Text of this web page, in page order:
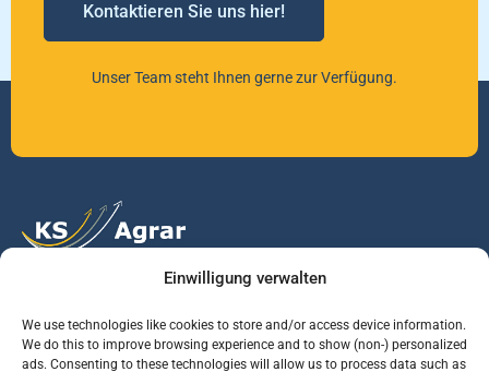
Einwilligung verwalten
We use technologies like cookies to store and/or access device information.
We do this to improve browsing experience and to show (non-) personalized
ads. Consenting to these technologies will allow us to process data such as
Kontaktieren Sie uns hier!
Unser Team steht Ihnen gerne zur Verfügung.
Vertrauen Sie auf unsere Expertise im Agrarmarkt.